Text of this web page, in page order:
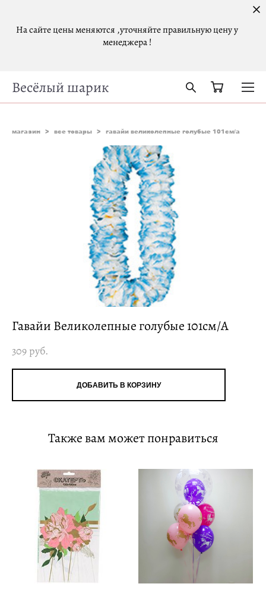
На сайте цены меняются ,уточняйте правильную цену у
менеджера !
Весёлый шарик
магазин > все товары > гавайи великолепные голубые 101см/а
Гавайи Великолепные голубые 101см/А
309 pуб.
ДОБАВИТЬ В КОРЗИНУ
Также вам может понравиться